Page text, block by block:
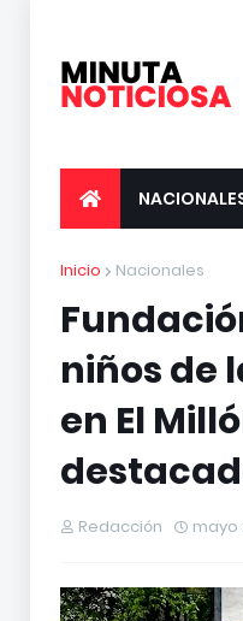
Inicio Nacionales
niños de
en El
Redacción mayo